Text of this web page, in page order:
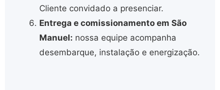
Cliente convidado a presenciar.
Entrega e comissionamento em São
Manuel: nossa equipe acompanha
desembarque, instalação e energização.